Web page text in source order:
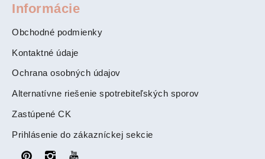
Informácie
Obchodné podmienky
Kontaktné údaje
Ochrana osobných údajov
Alternatívne riešenie spotrebiteľských sporov
Zastúpené CK
Prihlásenie do zákazníckej sekcie